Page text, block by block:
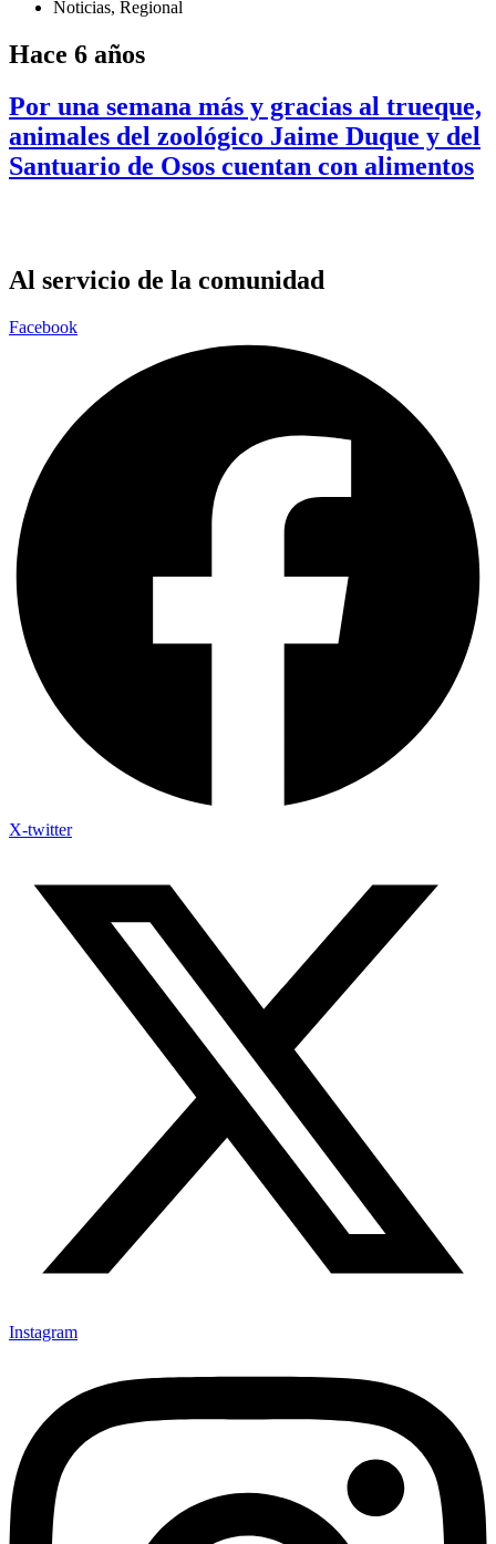
Noticias, Regional
Hace 6 años
Por una semana más y gracias al trueque,
animales del zoológico Jaime Duque y del
Santuario de Osos cuentan con alimentos
Al servicio de la comunidad
Facebook
X-twitter
Instagram